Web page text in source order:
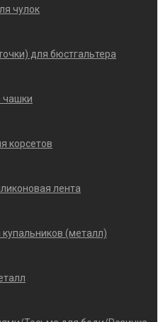
чулок
для бюстгальтера
чашки
корсетов
лента
(металл)